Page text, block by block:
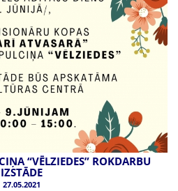
“VĒLZIEDES” ROKDARBU
IZSTĀDE
27.05.2021